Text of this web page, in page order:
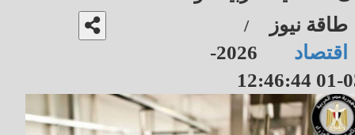
طاقة نيوز /
اقتصاد
2026-
03-01